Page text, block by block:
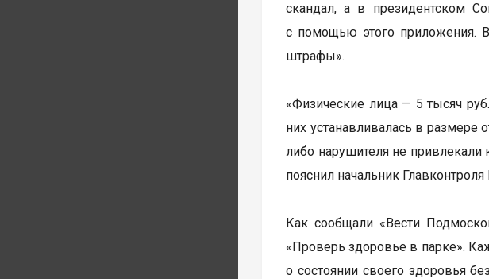
скандал, а в президентском
с помощью этого приложения.
штрафы».
«Физические лица — 5 тысяч
них устанавливалась в размере
либо нарушителя не привлекали
пояснил начальник
Как сообщали «Вести
«Проверь здоровье в парке».
о состоянии своего здоровья